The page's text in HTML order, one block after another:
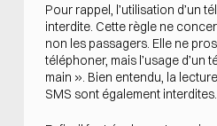
Pour rappel, l’utilisation d’un
interdite. Cette règle ne
non les passagers. Elle ne
téléphoner, mais l’usage d’un
main ». Bien entendu, la
SMS sont également interdites.